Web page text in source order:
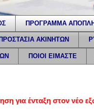
ΠΡΟΓΡΑΜΜΑ
ΠΡΟΣΤΑΣΙΑ ΑΚΙΝΗΤΩΝ
ΠΟΙΟΙ ΕΙΜΑΣΤΕ
στον νέο